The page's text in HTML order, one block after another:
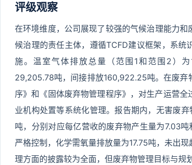
评级观察
在环境维度，公司展现了较强的气候治理能力
候治理的责任主体，遵循TCFD建议框架，系
施。温室气体排放总量（范围1和范围2）
29,205.78吨，间接排放160,922.25吨。在废弃
序》和《固体废弃物管理程序》，对生产运营
业机构处置等系统化管理。报告期内，无害废
吨，分别对应每亿营收的废弃物产生量为7.03
严格控制，化学需氧量排放量为17.75吨，未出
理方面的披露较为全面，但废弃物管理目标与规